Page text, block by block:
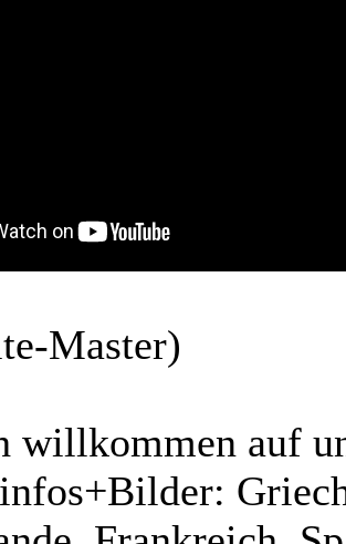
Master)
willkommen auf